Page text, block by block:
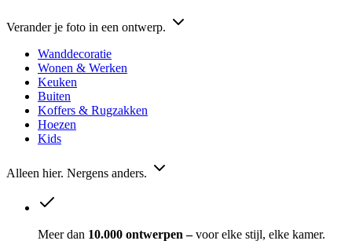
Verander je foto in een ontwerp.
Wanddecoratie
Wonen & Werken
Keuken
Buiten
Koffers & Rugzakken
Hoezen
Kids
Alleen hier. Nergens anders.
Meer dan 10.000 ontwerpen –voor elke stijl, elke kamer.